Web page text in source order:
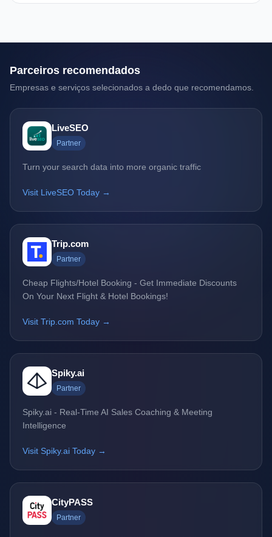
Parceiros recomendados
Empresas e serviços selecionados a dedo que recomendamos.
LiveSEO
Partner
Turn your search data into more organic traffic
Visit LiveSEO Today →
Trip.com
Partner
Cheap Flights/Hotel Booking - Get Immediate Discounts
On Your Next Flight & Hotel Bookings!
Visit Trip.com Today →
Spiky.ai
Partner
Spiky.ai - Real-Time AI Sales Coaching & Meeting
Intelligence
Visit Spiky.ai Today →
CityPASS
Partner